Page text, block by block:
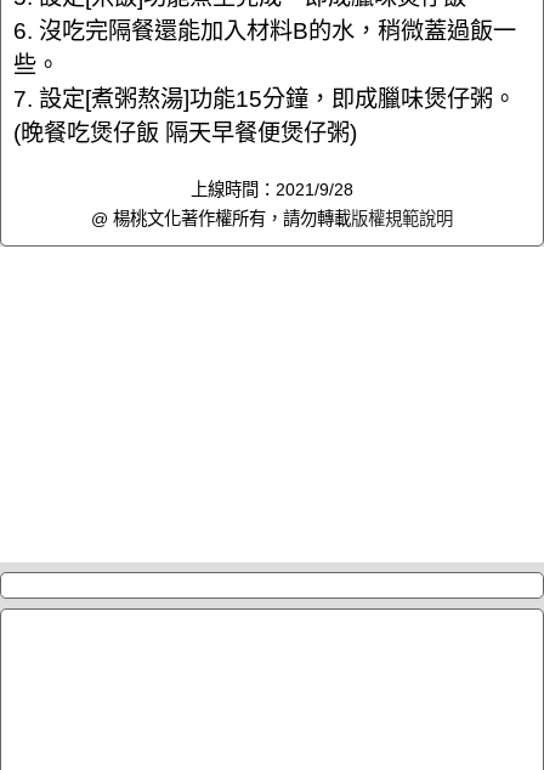
6. 沒吃完隔餐還能加入材料B的水，稍微蓋過飯一
些。
7. 設定[煮粥熬湯]功能15分鐘，即成臘味煲仔粥。
(晚餐吃煲仔飯 隔天早餐便煲仔粥)
上線時間：2021/9/28
@ 楊桃文化著作權所有，請勿轉載版權規範說明